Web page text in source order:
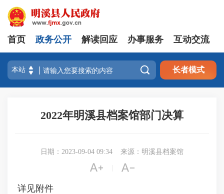
首页 政务公开 解读回应 办事服务 互动交流
 长者模式
2022年明溪县档案馆部门决算
日期：2023-09-04 09:34 来源：明溪县档案馆
 
详见附件